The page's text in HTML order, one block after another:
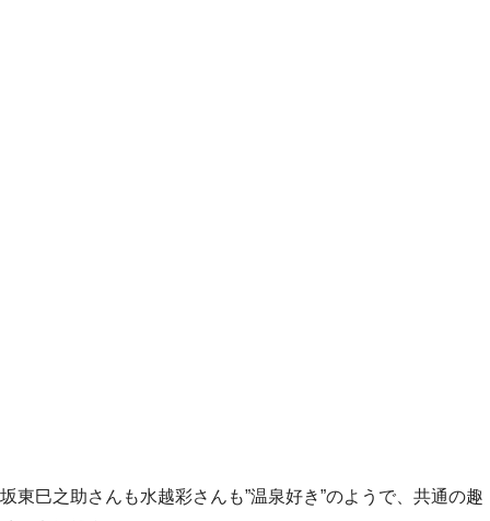
坂東巳之助さんも水越彩さんも”温泉好き”のようで、共通の趣